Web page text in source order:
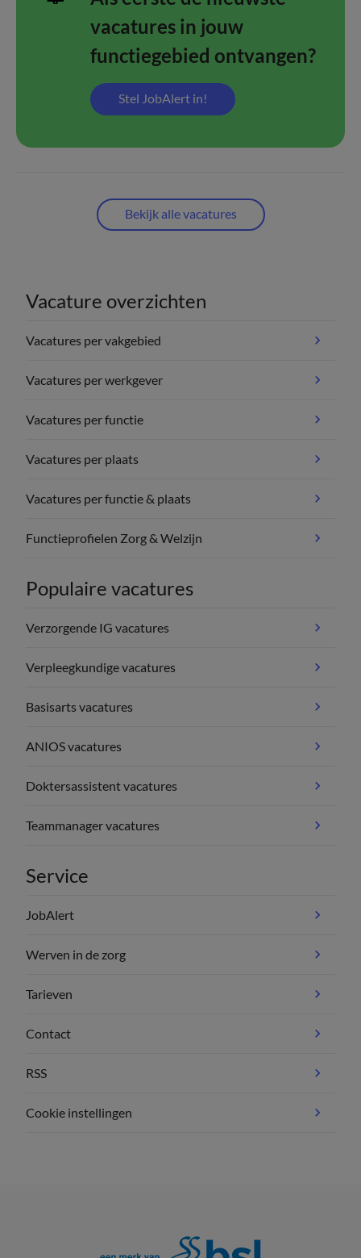
vacatures in jouw
functiegebied ontvangen?
Stel JobAlert in!
Bekijk alle vacatures
Vacature overzichten
Vacatures per vakgebied
Vacatures per werkgever
Vacatures per functie
Vacatures per plaats
Vacatures per functie & plaats
Functieprofielen Zorg & Welzijn
Populaire vacatures
Verzorgende IG vacatures
Verpleegkundige vacatures
Basisarts vacatures
ANIOS vacatures
Doktersassistent vacatures
Teammanager vacatures
Service
JobAlert
Werven in de zorg
Tarieven
Contact
RSS
Cookie instellingen